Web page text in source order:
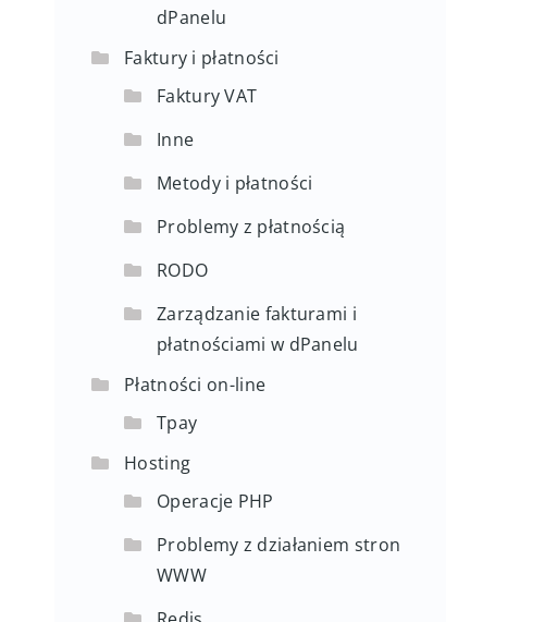
dPanelu
Faktury i płatności
Faktury VAT
Inne
Metody i płatności
Problemy z płatnością
RODO
Zarządzanie fakturami i
płatnościami w dPanelu
Płatności on-line
Tpay
Hosting
Operacje PHP
Problemy z działaniem stron
WWW